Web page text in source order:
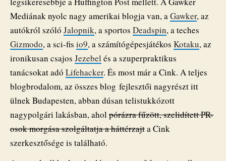
Mediának nyolc nagy amerikai blogja van, aGawker, az
autókról szóló Jalopnik, a sportos Deadspin, a teches
Gizmodo, a sci-fis io9, a számítógépesjátékos Kotaku, az
ironikusan csajos Jezebel és a szuperpraktikus
tanácsokat adó Lifehacker. És most már a Cink. A teljes
blogbrodalom, az összes blog fejlesztői nagyrészt itt
ülnek Budapesten, abban dúsan telistukkózott
nagypolgári lakásban, ahol pórázra fűzött, szelidített PR-
osok morgása szolgáltatja a háttérzajta Cink
szerkesztősége is található.